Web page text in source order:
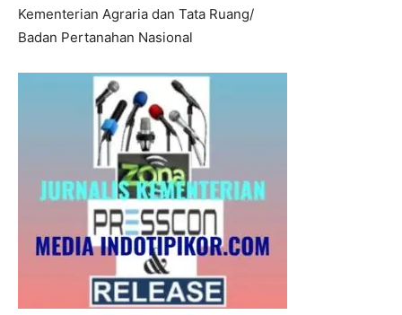
Kementerian Agraria dan Tata Ruang/
Badan Pertanahan Nasional